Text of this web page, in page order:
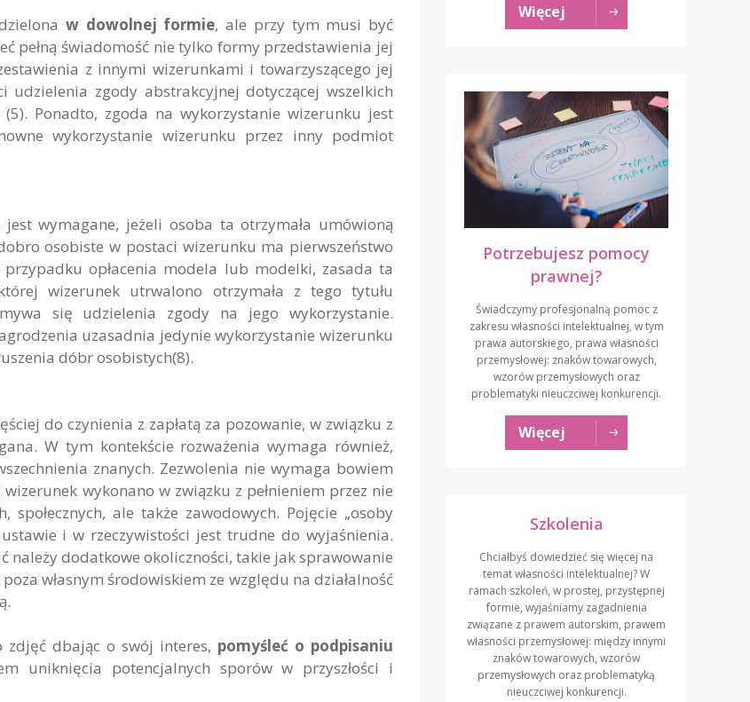
w dowolnej formie, ale przy tym musi być
pełną świadomość nie tylko formy przedstawienia jej
z innymi wizerunkami i towarzyszącego jej
zgody abstrakcyjnej dotyczącej wszelkich
Ponadto, zgoda na wykorzystanie wizerunku jest
wykorzystanie wizerunku przez inny podmiot
wymagane, jeżeli osoba ta otrzymała umówioną
osobiste w postaci wizerunku ma pierwszeństwo
opłacenia modela lub modelki, zasada ta
wizerunek utrwalono otrzymała z tego tytułu
się udzielenia zgody na jego wykorzystanie.
uzasadnia jedynie wykorzystanie wizerunku
dóbr osobistych(8).
do czynienia z zapłatą za pozowanie, w związku z
W tym kontekście rozważenia wymaga również,
znanych. Zezwolenia nie wymaga bowiem
wykonano w związku z pełnieniem przez nie
ale także zawodowych. Pojęcie „osoby
i w rzeczywistości jest trudne do wyjaśnienia.
dodatkowe okoliczności, takie jak sprawowanie
własnym środowiskiem ze względu na działalność
zdjęć dbając o swój interes, pomyśleć o podpisaniu
uniknięcia potencjalnych sporów w przyszłości i
Więcej
Potrzebujesz pomocy
prawnej?
Świadczymy profesjonalną pomoc z
zakresu własności intelektualnej, w tym
prawa autorskiego, prawa własności
przemysłowej: znaków towarowych,
wzorów przemysłowych oraz
problematyki nieuczciwej konkurencji.
Więcej
Szkolenia
Chciałbyś dowiedzieć się więcej na
temat własności intelektualnej? W
ramach szkoleń, w prostej, przystępnej
formie, wyjaśniamy zagadnienia
związane z prawem autorskim, prawem
własności przemysłowej: między innymi
znaków towarowych, wzorów
przemysłowych oraz problematyką
nieuczciwej konkurencji.